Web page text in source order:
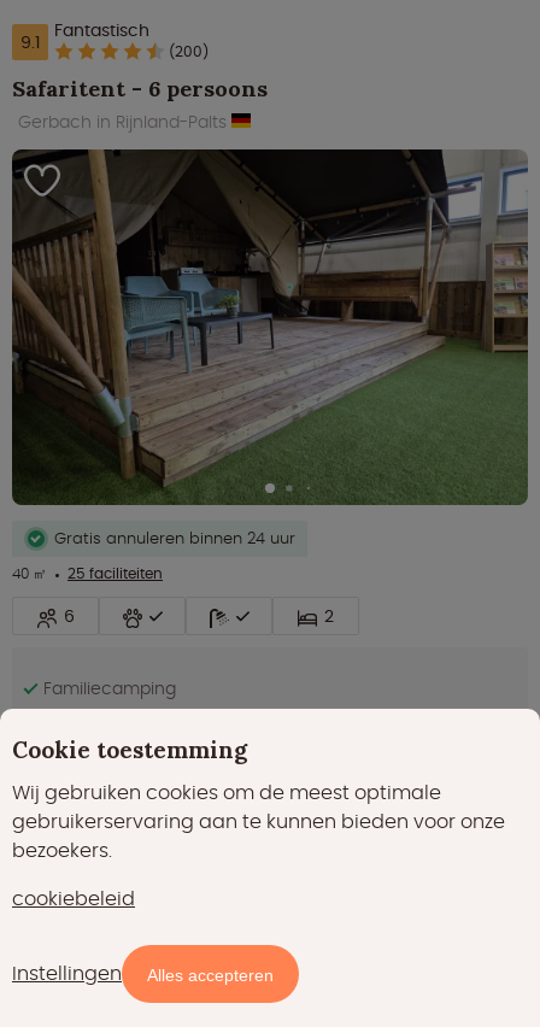
Kaart
9.1 Fantastisch
(200)
Safaritent - 6 persoons
Gerbach in Rijnland-Palts
Gratis annuleren binnen 24 uur
40 ㎡
25 faciliteiten
6 2
Familiecamping
Midden in wijngebied
€ 210,00 nacht
prijsindicatie Bekijken
(127)
Safaritent - 6 persoons
Cookie toestemming
Wij gebruiken cookies om de meest optimale
gebruikerservaring aan te kunnen bieden voor onze
bezoekers.
cookiebeleid
Instellingen Alles accepteren